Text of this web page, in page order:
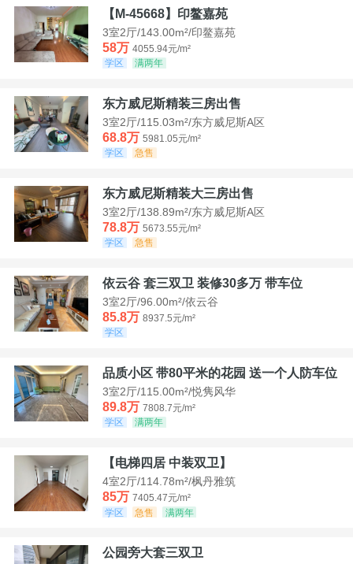
【M-45668】印鳌嘉苑
3室2厅/143.00m²/印鳌嘉苑
58万 4055.94元/m²
学区
满两年
东方威尼斯精装三房出售
3室2厅/115.03m²/东方威尼斯A区
68.8万 5981.05元/m²
学区
急售
东方威尼斯精装大三房出售
3室2厅/138.89m²/东方威尼斯A区
78.8万 5673.55元/m²
学区
急售
依云谷 套三双卫 装修30多万 带车位
3室2厅/96.00m²/依云谷
85.8万 8937.5元/m²
学区
品质小区 带80平米的花园 送一个人防车位
3室2厅/115.00m²/悦隽风华
89.8万 7808.7元/m²
学区
满两年
【电梯四居 中装双卫】
4室2厅/114.78m²/枫丹雅筑
85万 7405.47元/m²
学区
急售 满两年
公园旁大套三双卫